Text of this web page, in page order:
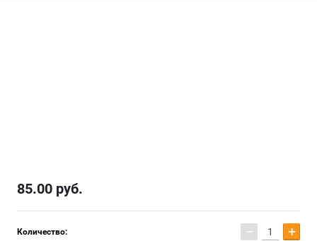
85.00 руб.
Количество: − +